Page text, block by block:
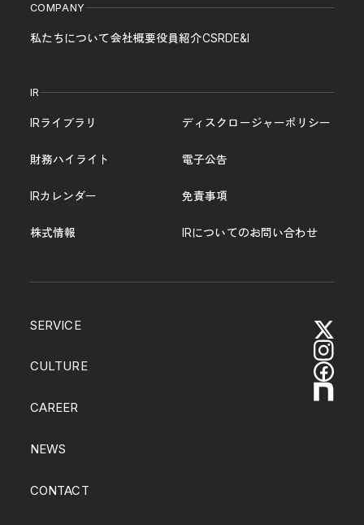
COMPANY
私たちについて会社概要役員紹介CSRDE&I
IR
IRライブラリ ディスクロージャーポリシー
財務ハイライト 電子公告
IRカレンダー 免責事項
株式情報 IRについてのお問い合わせ
SERVICE
CULTURE
CAREER
NEWS
CONTACT